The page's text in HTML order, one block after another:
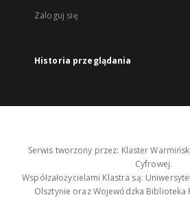
Zaloguj się
Historia przeglądania
Serwis tworzony przez: Klaster
Cyfrowej.
Współzałożycielami Klastra są:
Olsztynie oraz Wojewódzka Biblioteka